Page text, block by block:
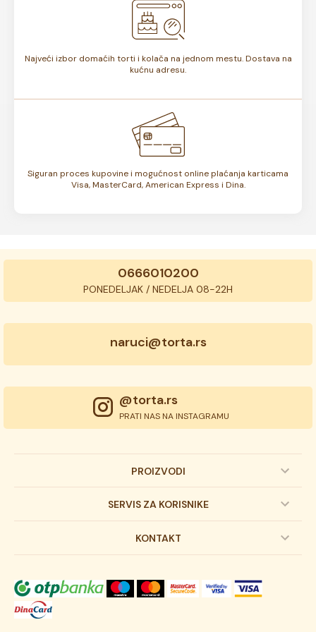
Najveći izbor domaćih torti i kolača na jednom mestu. Dostava na
kućnu adresu.
Siguran proces kupovine i mogućnost online plaćanja karticama
Visa, MasterCard, American Express i Dina.
0666010200
PONEDELJAK / NEDELJA 08-22H
naruci@torta.rs
@torta.rs
PRATI NAS NA INSTAGRAMU
PROIZVODI
Dečije torte
Svadbene torte
Torta klasici
SERVIS ZA KORISNIKE
Prijava na newsletter
Dostava robe
KONTAKT
Novosti